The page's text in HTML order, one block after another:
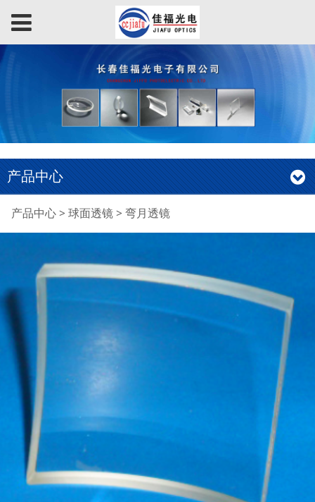
产品中心
弯月透镜
产品中心> 球面透镜> 弯月透镜